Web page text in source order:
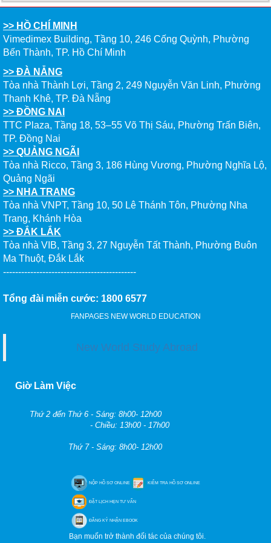
HỘI GHI DANH & SĂN HỌC BỔNG KỲ SPRING 2026
>> HỒ CHÍ MINH
Vimedimex Building, Tầng 10, 246 Cống Quỳnh, Phường
Bến Thành, TP. Hồ Chí Minh
>> ĐÀ NẴNG
Tòa nhà Thành Lợi, Tầng 2, 249 Nguyễn Văn Linh, Phường
Thanh Khê, TP. Đà Nẵng
>> ĐỒNG NAI
TTC Plaza, Tầng 18, 53–55 Võ Thị Sáu, Phường Trấn Biên,
TP. Đồng Nai
>> QUẢNG NGÃI
Tòa nhà Ricco, Tầng 3, 186 Hùng Vương, Phường Nghĩa Lộ,
Quảng Ngãi
>> NHA TRANG
Tòa nhà VNPT, Tầng 10, 50 Lê Thánh Tôn, Phường Nha
Trang, Khánh Hòa
>> ĐẮK LẮK
Tòa nhà VIB, Tầng 3, 27 Nguyễn Tất Thành, Phường Buôn
Ma Thuột, Đắk Lắk
--------------------------------------------
Tổng đài miễn cước: 1800 6577
FANPAGES NEW WORLD EDUCATION
New World Study Abroad
Giờ Làm Việc
Thứ 2 đến Thứ 6 - Sáng: 8h00- 12h00
- Chiều: 13h00 - 17h00
Thứ 7 - Sáng: 8h00- 12h00
NỘP HỒ SƠ ONLINE KIỂM TRA HỒ SƠ ONLINE
ĐẶT LỊCH HẸN TƯ VẤN
ĐĂNG KÝ NHẬN EBOOK
Bạn muốn trở thành đối tác của chúng tôi.